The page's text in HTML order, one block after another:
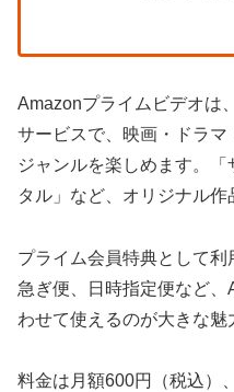
Amazonプライムビデオは
サービスで、映画・ドラ
ジャンルを楽しめます。
タル」など、オリジナル作
プライム会員特典として
急ぎ便、日時指定便など
わせて使えるのが大きな魅
料金は月額600円（税込）